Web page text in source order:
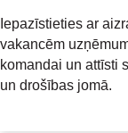
Iepazīstieties ar
vakancēm
komandai un attīsti
un drošības jomā.